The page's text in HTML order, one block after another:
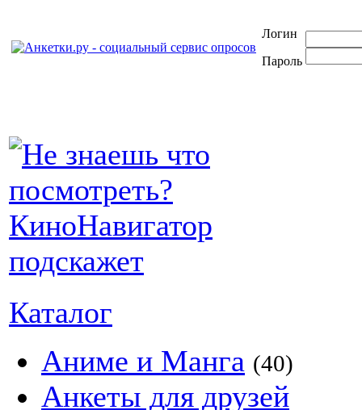
Логин
Пароль
Каталог
Аниме и Манга (40)
Анкеты для друзей